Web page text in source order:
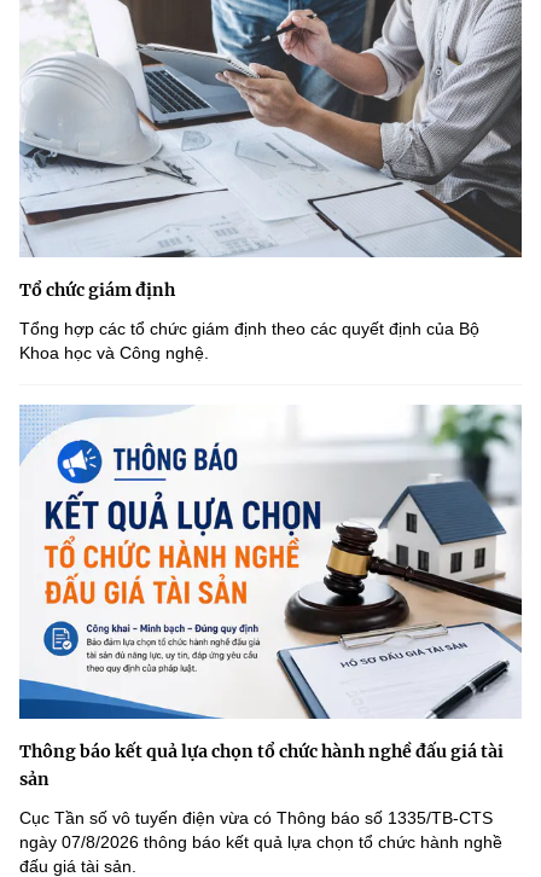
Tổ chức giám định
Tổng hợp các tổ chức giám định theo các quyết định của Bộ
Khoa học và Công nghệ.
Thông báo kết quả lựa chọn tổ chức hành nghề đấu giá tài
sản
Cục Tần số vô tuyến điện vừa có Thông báo số 1335/TB-CTS
ngày 07/8/2026 thông báo kết quả lựa chọn tổ chức hành nghề
đấu giá tài sản.